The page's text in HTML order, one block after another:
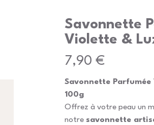
Savonnette
Violette &
Prix
7,90 €
Savonnette
100g
Offrez à votre peau un
notre savonnette